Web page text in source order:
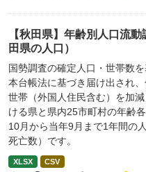
【秋田県】年齢別人口流
田県の人口）
国勢調査の確定人口・世帯数
本台帳法に基づき届け出され
世帯（外国人住民含む）を加
ける県と県内25市町村の年齢
10月から当年9月まで1年間の
死亡数）です。
XLSX CSV